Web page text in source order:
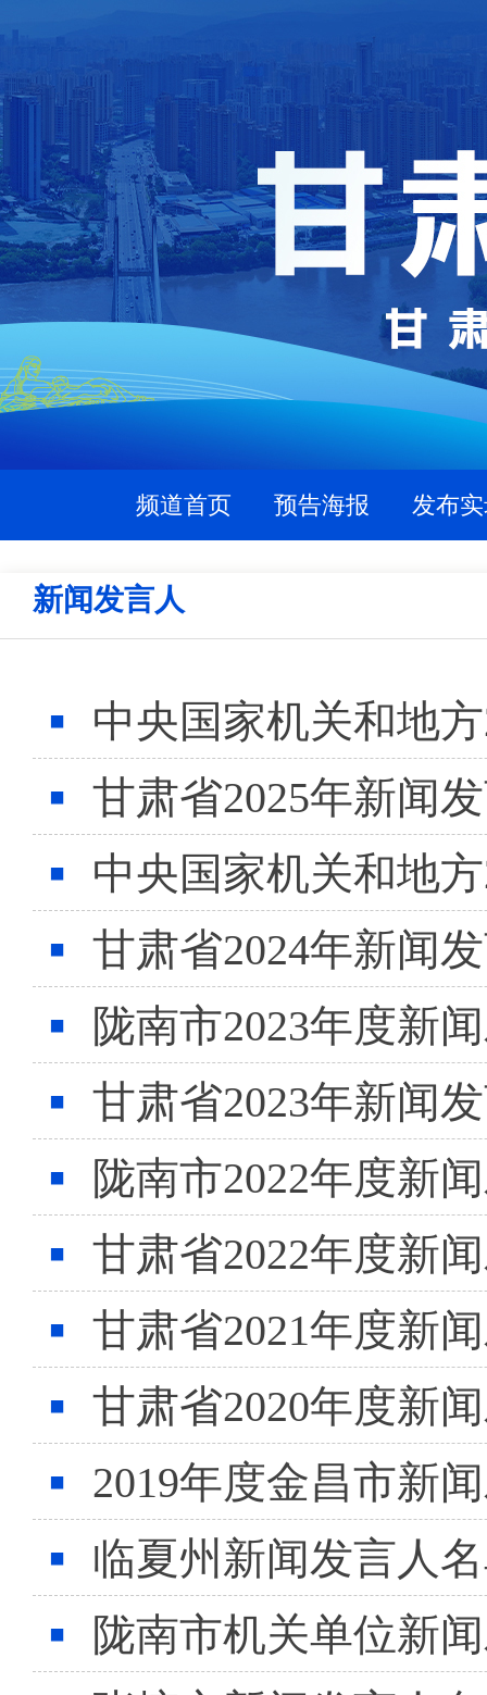
频道首页 预告海报 发布
新闻发言人
中央国家机关和地
甘肃省2025年新闻
中央国家机关和地
甘肃省2024年新闻
陇南市2023年度新
甘肃省2023年新闻
陇南市2022年度新
甘肃省2022年度新
甘肃省2021年度新
甘肃省2020年度新
2019年度金昌市新
临夏州新闻发言人
陇南市机关单位新